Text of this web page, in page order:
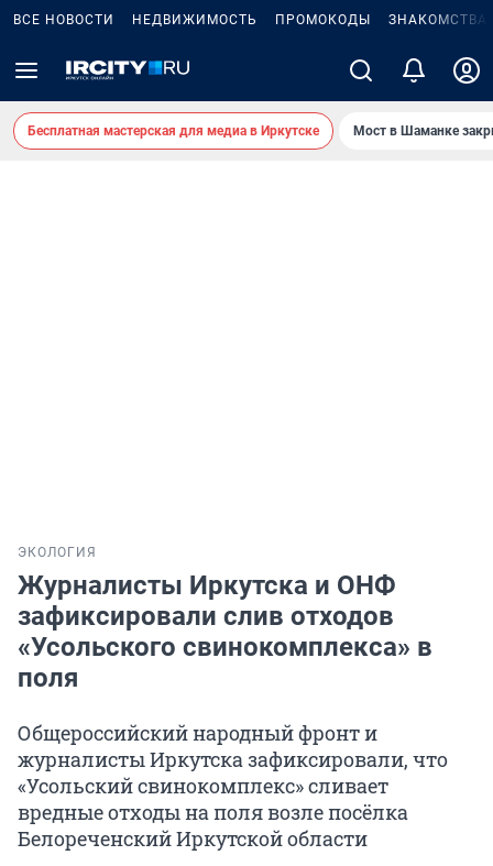
ВСЕ НОВОСТИ НЕДВИЖИМОСТЬ ПРОМОКОДЫ ЗНАКОМСТВА
Бесплатная мастерская для медиа в Иркутске Мост в Шаманке
ЭКОЛОГИЯ
Журналисты Иркутска и ОНФ
зафиксировали слив отходов
«Усольского свинокомплекса» в
поля
Общероссийский народный фронт и
журналисты Иркутска зафиксировали, что
«Усольский свинокомплекс» сливает
вредные отходы на поля возле посёлка
Белореченский Иркутской области